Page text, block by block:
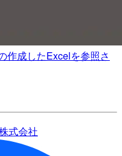
作成したExcelを参照さ
式会社